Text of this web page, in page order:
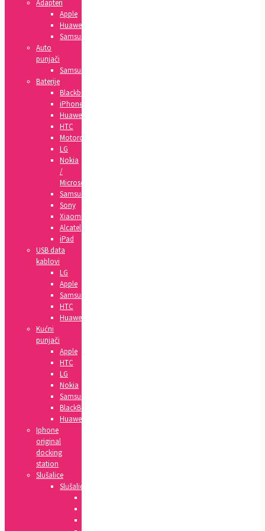
Adapteri
Apple
Huawei
Samsung
Auto
punjači
Samsung
Baterije
Blackberry
iPhone
Huawei
HTC
Motorola
LG
Nokia
/
Microsoft
Samsung
Sony
Xiaomi
Alcatel
iPad
USB data
kablovi
LG
Apple
Samsung
HTC
Huawei
Kućni
punjači
Apple
HTC
LG
Nokia
Samsung
BlackBerry
Huawei
Iphone
original
docking
station
Slušalice
Slušalice